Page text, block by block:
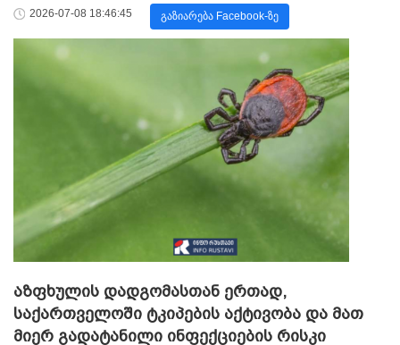
2026-07-08 18:46:45 გაზიარება Facebook-ზე
აზფხულის დადგომასთან ერთად,
საქართველოში ტკიპების აქტივობა და მათ
მიერ გადატანილი ინფექციების რისკი